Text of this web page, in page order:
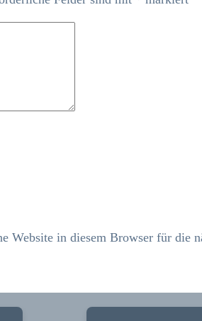
Website in diesem Browser für die